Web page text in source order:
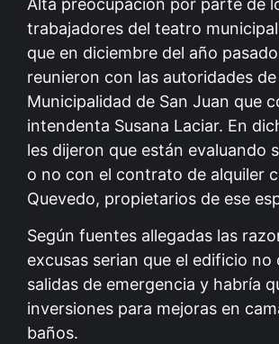
Alta preocupación por parte de
trabajadores del teatro
que en diciembre del año
reunieron con las autoridades de
Municipalidad de San Juan que
intendenta Susana Laciar. En
les dijeron que están evaluando
o no con el contrato de alquiler
Quevedo, propietarios de ese
Según fuentes allegadas las
excusas serian que el edificio no
salidas de emergencia y habría
inversiones para mejoras en
baños.